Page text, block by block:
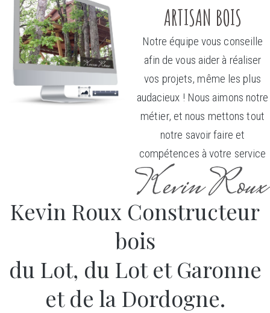
ARTISAN BOIS
Notre équipe vous conseille
afin de vous aider à réaliser
vos projets, même les plus
audacieux ! Nous aimons notre
métier, et nous mettons tout
notre savoir faire et
compétences à votre service
Kevin Roux Constructeur
bois
du Lot, du Lot et Garonne
et de la Dordogne.